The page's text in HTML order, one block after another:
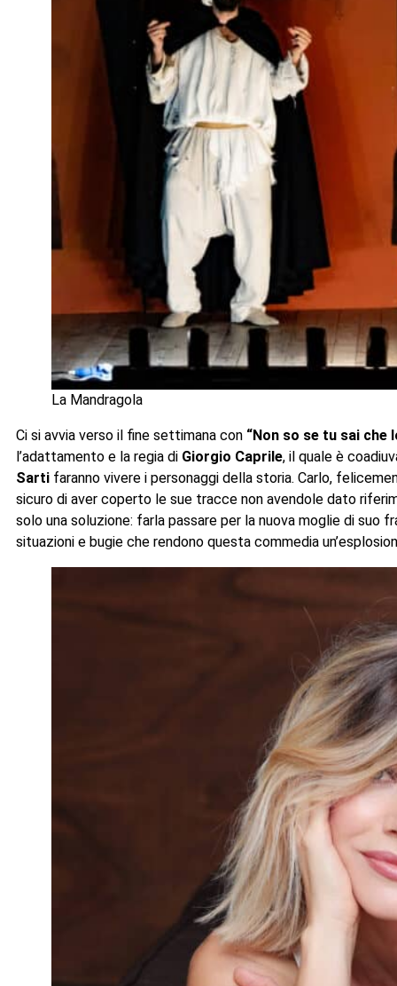
La Mandragola
Ci si avvia verso il fine settimana con “Non so se tu sai che
l’adattamento e la regia di Giorgio Caprile, il quale è
Sarti faranno vivere i personaggi della storia. Carlo,
sicuro di aver coperto le sue tracce non avendole dato
solo una soluzione: farla passare per la nuova moglie di suo
situazioni e bugie che rendono questa commedia